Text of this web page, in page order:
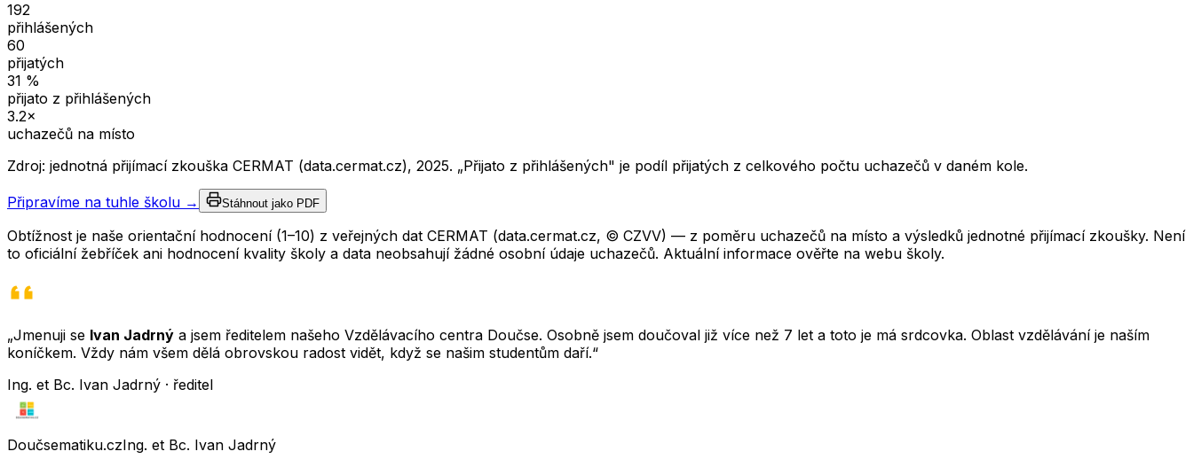
192
přihlášených
60
přijatých
31 %
přijato z přihlášených
3.2×
uchazečů na místo
Zdroj: jednotná přijímací zkouška CERMAT (data.cermat.cz), 2025. „Přijato z přihlášených" je podíl přijatých z celkového počtu uchazečů v daném kole.
Připravíme na tuhle školu → Stáhnout jako PDF
Obtížnost je naše orientační hodnocení (1–10) z veřejných dat CERMAT (data.cermat.cz, © CZVV) — z poměru uchazečů na místo a výsledků jednotné přijímací zkoušky. Není
to oficiální žebříček ani hodnocení kvality školy a data neobsahují žádné osobní údaje uchazečů. Aktuální informace ověřte na webu školy.
„Jmenuji se Ivan Jadrný a jsem ředitelem našeho Vzdělávacího centra Doučse. Osobně jsem doučoval již více než 7 let a toto je má srdcovka. Oblast vzdělávání je naším
koníčkem. Vždy nám všem dělá obrovskou radost vidět, když se našim studentům daří.“
Ing. et Bc. Ivan Jadrný · ředitel
Doučsematiku.czIng. et Bc. Ivan Jadrný